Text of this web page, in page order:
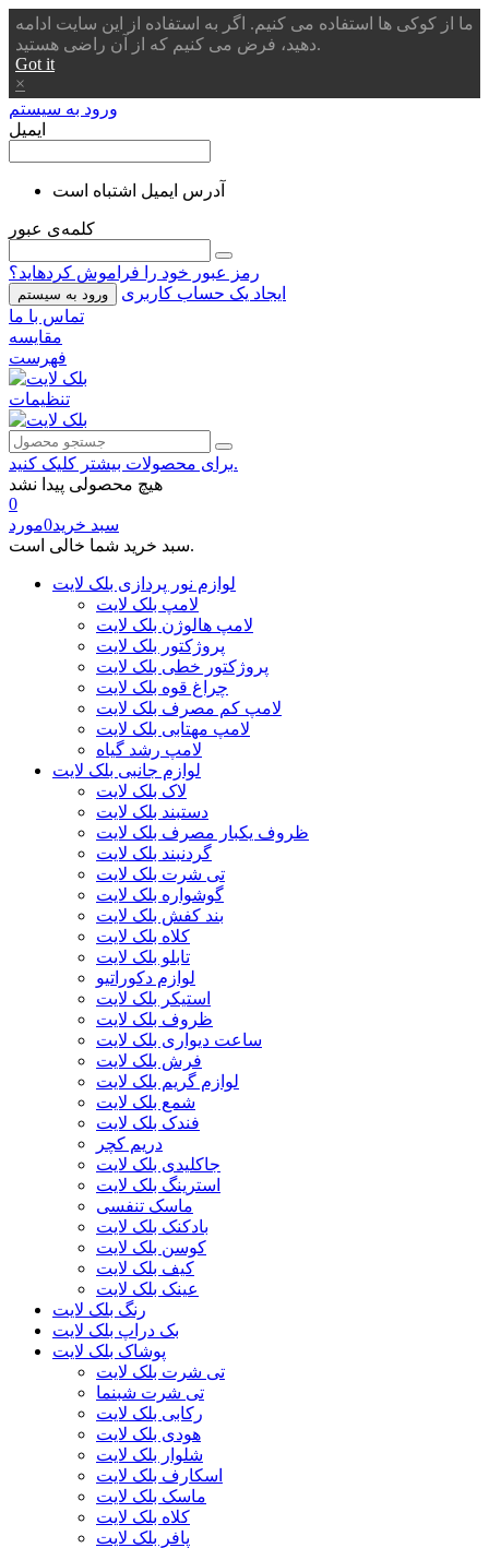
ما از کوکی ها استفاده می کنیم. اگر به استفاده از این سایت ادامه
دهید، فرض می کنیم که از آن راضی هستید.
Got it
×
ورود به سیستم
ایمیل
آدرس ایمیل اشتباه است
کلمه‌ی عبور
رمز عبور خود را فراموش کردهاید؟
ورود به سیستم
ایجاد یک حساب کاربری
تماس با ما
مقایسه
فهرست
تنظیمات
برای محصولات بیشتر کلیک کنید.
هیچ محصولی پیدا نشد
0
سبد خرید0مورد
سبد خرید شما خالی است.
لوازم نور پردازی بلک لایت
لامپ بلک لایت
لامپ هالوژن بلک لایت
پروژکتور بلک لایت
پروژکتور خطی بلک لایت
چراغ قوه بلک لایت
لامپ کم مصرف بلک لایت
لامپ مهتابی بلک لایت
لامپ رشد گیاه
لوازم جانبی بلک لایت
لاک بلک لایت
دستبند بلک لایت
ظروف یکبار مصرف بلک لایت
گردنبند بلک لایت
تی شرت بلک لایت
گوشواره بلک لایت
بند کفش بلک لایت
کلاه بلک لایت
تابلو بلک لایت
لوازم دکوراتیو
استیکر بلک لایت
ظروف بلک لایت
ساعت دیواری بلک لایت
فرش بلک لایت
لوازم گریم بلک لایت
شمع بلک لایت
فندک بلک لایت
دریم کچر
جاکلیدی بلک لایت
استرینگ بلک لایت
ماسک تنفسی
بادکنک بلک لایت
کوسن بلک لایت
کیف بلک لایت
عینک بلک لایت
رنگ بلک لایت
بک دراپ بلک لایت
پوشاک بلک لایت
تی شرت بلک لایت
تی شرت شبنما
رکابی بلک لایت
هودی بلک لایت
شلوار بلک لایت
اسکارف بلک لایت
ماسک بلک لایت
کلاه بلک لایت
پافر بلک لایت